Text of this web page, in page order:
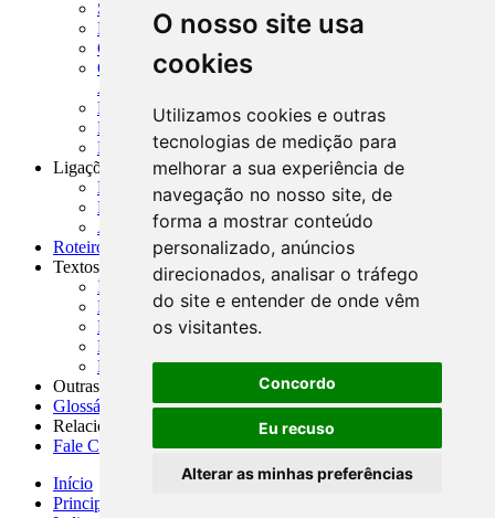
O nosso site usa
cookies
Utilizamos cookies e outras
tecnologias de medição para
melhorar a sua experiência de
navegação no nosso site, de
forma a mostrar conteúdo
personalizado, anúncios
direcionados, analisar o tráfego
do site e entender de onde vêm
os visitantes.
Concordo
Eu recuso
Alterar as minhas preferências
SISORF - Manual de Organização do SFN
MASUP - Manual de Supervisão Bancária
CADOC - Catálogo de Documentos
CNAE-CONCLA - Classificação Nacional de
Atividades Econômicas
PMF - Cartilhas do BCB
Manuais Auxiliares do BCB e Cosif-e
Resenhas Diárias Governamentais
Ligações Externas
Links Úteis
Presidência da República
Agências Nacionais Reguladoras
Roteiros para Estudos
Textos
Índice de Textos
Editorial
Monografias
Na Imprensa
Fórum de Discussão
Outras ferramentas
Glossário
Relacionamento
Fale Conosco
Início
Principais notícias